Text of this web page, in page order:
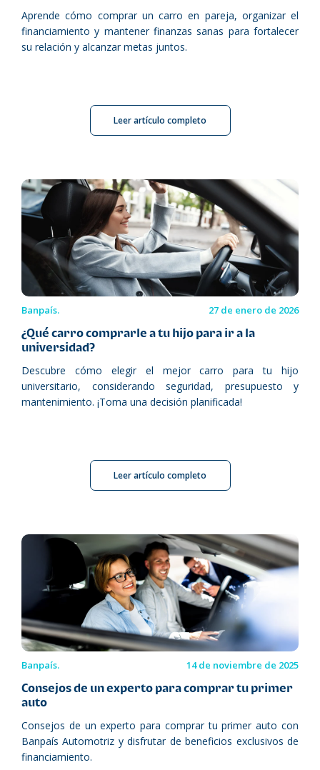
Aprende cómo comprar un carro en pareja, organizar el
financiamiento y mantener finanzas sanas para fortalecer
su relación y alcanzar metas juntos.
Leer artículo completo
Banpaís. 27 de enero de 2026
¿Qué carro comprarle a tu hijo para ir a la
universidad?
Descubre cómo elegir el mejor carro para tu hijo
universitario, considerando seguridad, presupuesto y
mantenimiento. ¡Toma una decisión planificada!
Leer artículo completo
Banpaís. 14 de noviembre de 2025
Consejos de un experto para comprar tu primer
auto
Consejos de un experto para comprar tu primer auto con
Banpaís Automotriz y disfrutar de beneficios exclusivos de
financiamiento.